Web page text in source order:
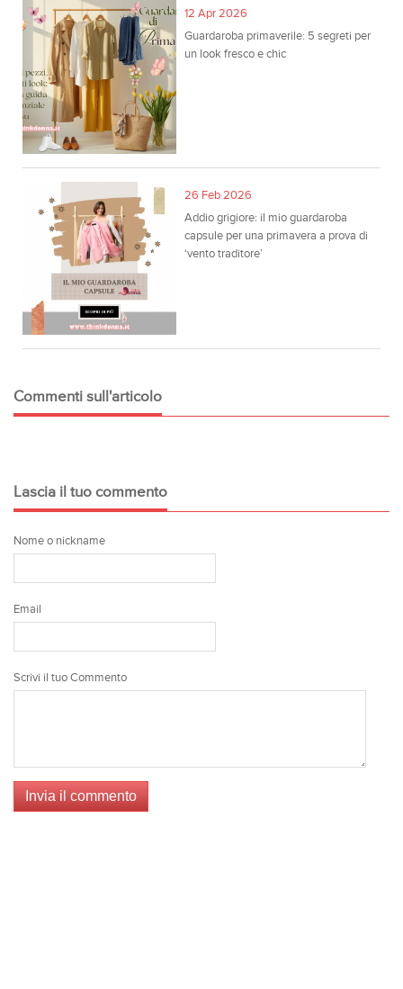
12 Apr 2026
Guardaroba primaverile: 5 segreti per
un look fresco e chic
26 Feb 2026
Addio grigiore: il mio guardaroba
capsule per una primavera a prova di
‘vento traditore’
Commenti sull'articolo
Lascia il tuo commento
Nome o nickname
Email
Scrivi il tuo Commento
Invia il commento